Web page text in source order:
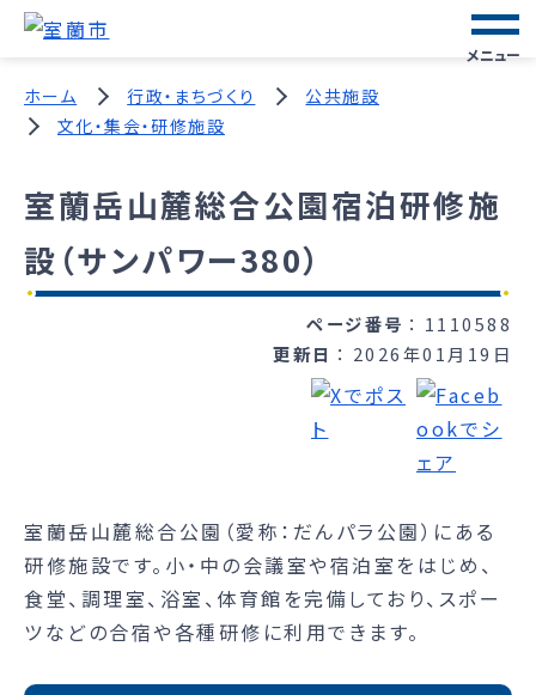
メニュー
ホーム 行政・まちづくり
公共施設
文化・集会・研修施設
室蘭岳山麓総合公園宿泊研修施
設（サンパワー380）
ページ番号
1110588
更新日
2026年01月19日
室蘭岳山麓総合公園（愛称：だんパラ公園）にある
研修施設です。小・中の会議室や宿泊室をはじめ、
食堂、調理室、浴室、体育館を完備しており、スポー
ツなどの合宿や各種研修に利用できます。